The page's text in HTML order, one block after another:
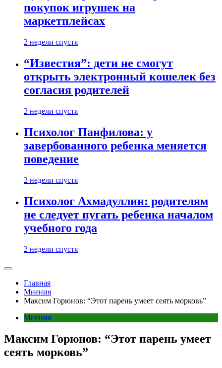
покупок игрушек на
маркетплейсах
2 недели спустя
“Известия”: дети не смогут
открыть электронный кошелек без
согласия родителей
2 недели спустя
Психолог Панфилова: у
завербованного ребенка меняется
поведение
2 недели спустя
Психолог Ахмадуллин: родителям
не следует пугать ребенка началом
учебного года
2 недели спустя
Главная
Мнения
Максим Горюнов: “Этот парень умеет сеять морковь”
Мнения
Максим Горюнов: “Этот парень умеет
сеять морковь”